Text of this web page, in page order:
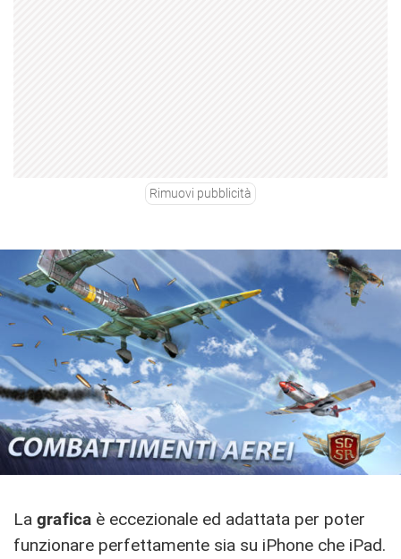
Rimuovi pubblicità
La grafica è eccezionale ed adattata per poter
funzionare perfettamente sia su iPhone che iPad.